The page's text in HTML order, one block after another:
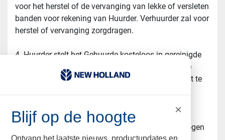
voor het herstel of de vervanging van lekke of versleten
banden voor rekening van Huurder. Verhuurder zal voor
herstel of vervanging zorgdragen.
4. Huurder stelt het Gehuurde kosteloos in gereinigde
staat en ononderbroken in een daarvoor geschikte
ruimte ter beschikking voor het door Verhuurder uit te
5. Eventuele reparaties door huurder of derden mogen
×
Blijf op de hoogte
Ontvang het laatste nieuws, productupdates en